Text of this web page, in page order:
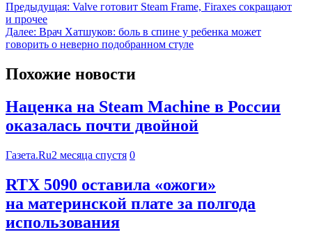
Предыдущая: Valve готовит Steam Frame, Firaxes сокращают
и прочее
Далее: Врач Хатшуков: боль в спине у ребенка может
говорить о неверно подобранном стуле
Похожие новости
Наценка на Steam Machine в России
оказалась почти двойной
Газета.Ru2 месяца спустя 0
RTX 5090 оставила «ожоги»
на материнской плате за полгода
использования